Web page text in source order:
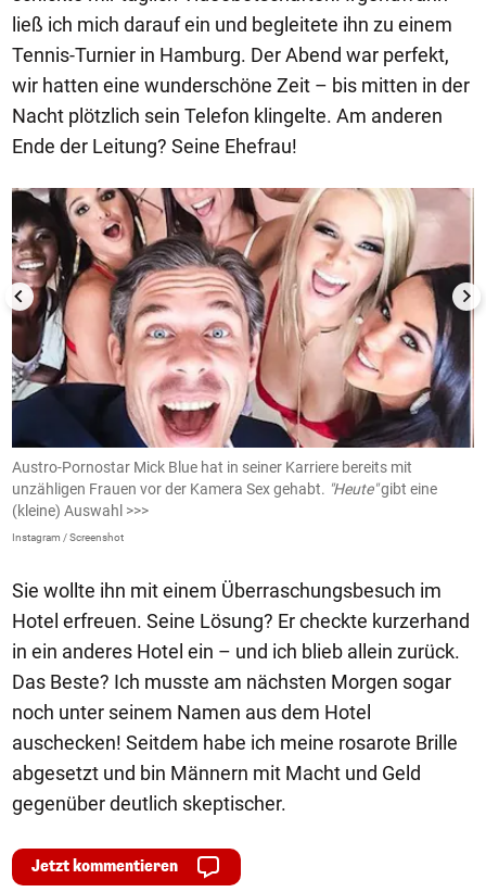
ließ ich mich darauf ein und begleitete ihn zu einem
Tennis-Turnier in Hamburg. Der Abend war perfekt,
wir hatten eine wunderschöne Zeit – bis mitten in der
Nacht plötzlich sein Telefon klingelte. Am anderen
Ende der Leitung? Seine Ehefrau!
1/50
Austro-Pornostar Mick Blue hat in seiner Karriere bereits mit
unzähligen Frauen vor der Kamera Sex gehabt. "Heute"gibt eine
(kleine) Auswahl >>>
Instagram / Screenshot
Sie wollte ihn mit einem Überraschungsbesuch im
Hotel erfreuen. Seine Lösung? Er checkte kurzerhand
in ein anderes Hotel ein – und ich blieb allein zurück.
Das Beste? Ich musste am nächsten Morgen sogar
noch unter seinem Namen aus dem Hotel
auschecken! Seitdem habe ich meine rosarote Brille
abgesetzt und bin Männern mit Macht und Geld
gegenüber deutlich skeptischer.
Jetzt kommentieren